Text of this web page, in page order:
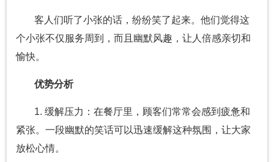
客人们听了小张的话，纷纷笑了起来。他们觉得这
个小张不仅服务周到，而且幽默风趣，让人倍感亲切和
愉快。
优势分析
1. 缓解压力：在餐厅里，顾客们常常会感到疲惫和
紧张。一段幽默的笑话可以迅速缓解这种氛围，让大家
放松心情。